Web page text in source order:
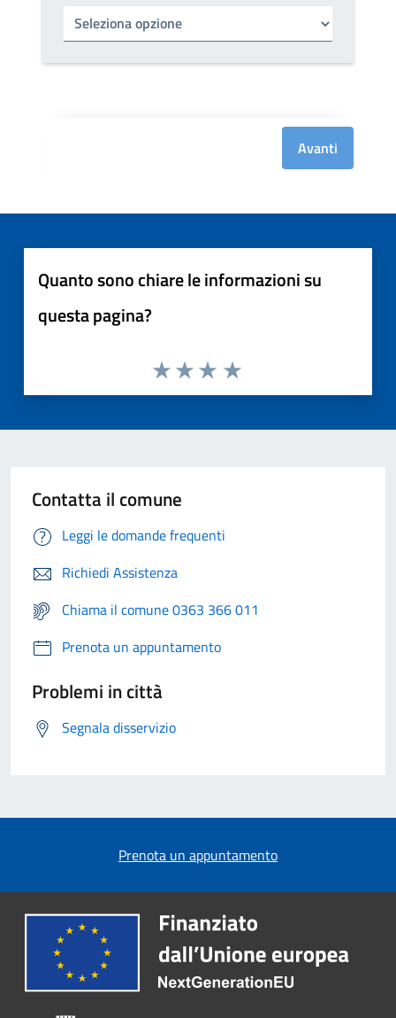
Tipo di ufficio
Avanti
Quanto sono chiare le informazioni su
questa pagina?
Contatta il comune
Leggi le domande frequenti
Richiedi Assistenza
Chiama il comune 0363 366 011
Prenota un appuntamento
Problemi in città
Segnala disservizio
Prenota un appuntamento